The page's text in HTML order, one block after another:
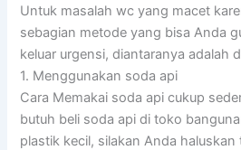
Untuk masalah wc yang macet
sebagian metode yang bisa Anda
keluar urgensi, diantaranya adalah
1. Menggunakan soda api
Cara Memakai soda api cukup
butuh beli soda api di toko
plastik kecil, silakan Anda haluskan